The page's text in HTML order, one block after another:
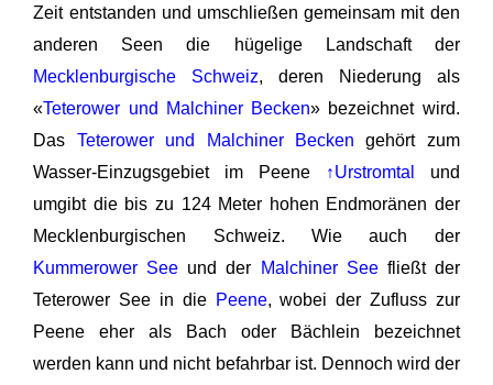
Zeit entstanden und umschließen gemeinsam mit den
anderen Seen die hügelige Landschaft der
Mecklenburgische Schweiz, deren Niederung als
«Teterower und Malchiner Becken» bezeichnet wird.
Das Teterower und Malchiner Becken gehört zum
Wasser-Einzugsgebiet im Peene
↑Urstromtal
und
umgibt die bis zu 124 Meter hohen Endmoränen der
Mecklenburgischen Schweiz. Wie auch der
Kummerower See und der Malchiner Seefließt der
Teterower See in die Peene, wobei der Zufluss zur
Peene eher als Bach oder Bächlein bezeichnet
werden kann und nicht befahrbar ist. Dennoch wird der